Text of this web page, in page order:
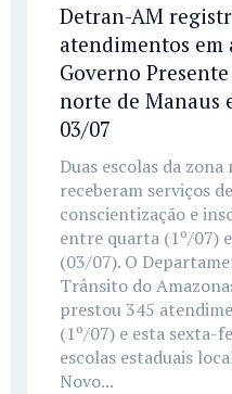
Detran-AM
atendimentos em
Governo
norte de Manaus
03/07
Duas escolas da
receberam serviços
conscientização e
entre quarta (1º/07)
(03/07). O
Trânsito do
prestou 345
(1º/07) e esta sexta-
escolas estaduais
Novo...